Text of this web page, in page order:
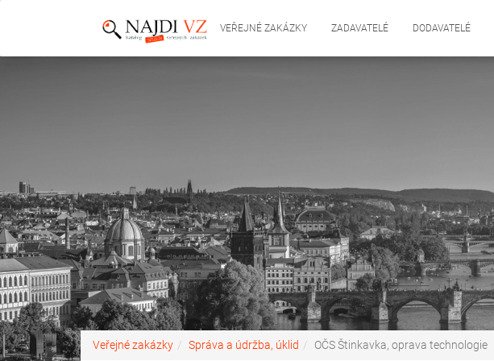
VEŘEJNÉ ZAKÁZKY ZADAVATELÉ DODAVATELÉ
Veřejné zakázky Správa a údržba, úklid OČS Štinkavka, oprava technologie